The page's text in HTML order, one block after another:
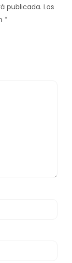
publicada. Los
*